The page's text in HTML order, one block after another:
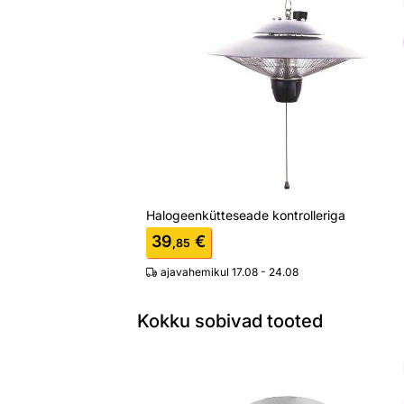
Halogeenkütteseade kontrolleriga
Otsi sarnaseid
Halogeenkütteseade kontrolleriga
39,85 €
ajavahemikul 17.08 - 24.08
Kokku sobivad tooted